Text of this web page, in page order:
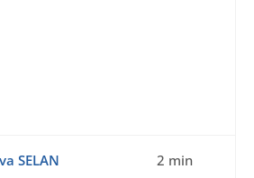
SELAN 2 min